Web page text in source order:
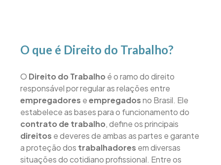
O que é Direito do Trabalho?
O Direito do Trabalho é o ramo do direito
responsável por regular as relações entre
empregadores eempregadosno Brasil. Ele
estabelece as bases para o funcionamento do
contrato de trabalho, define os principais
direitos e deveres de ambas as partes e garante
a proteção dos trabalhadores em diversas
situações do cotidiano profissional. Entre os